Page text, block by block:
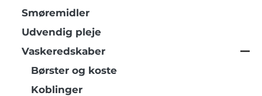
Smøremidler
Udvendig pleje
Vaskeredskaber
Børster og koste
Koblinger